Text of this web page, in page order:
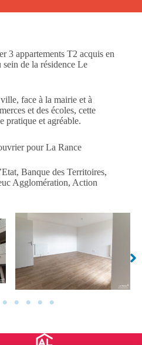
3 appartements T2 acquis en
de la résidence Le
face à la mairie et à
et des écoles, cette
pratique et agréable.
pour La Rance
Banque des Territoires,
Agglomération, Action
Aucune légende